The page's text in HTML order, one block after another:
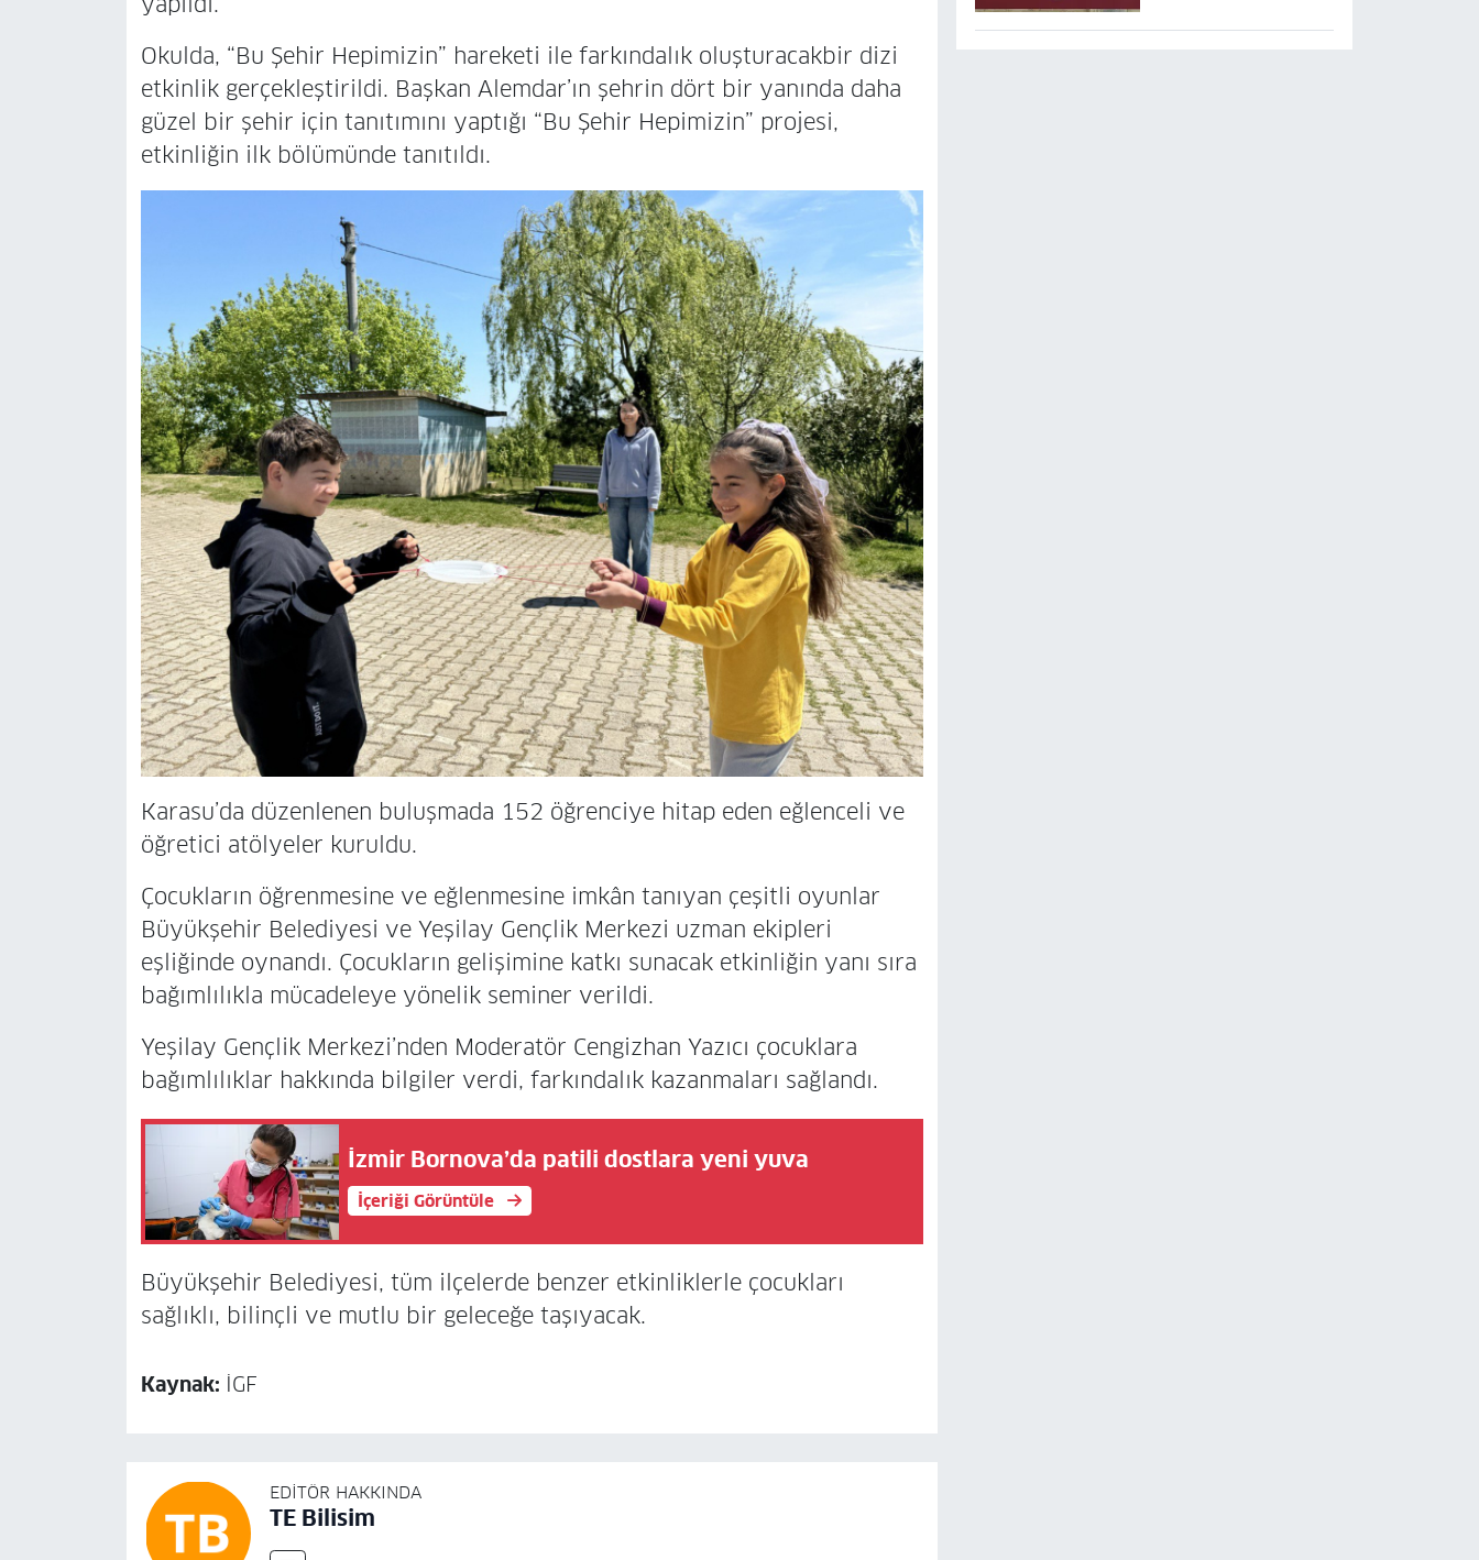
Okulda, “Bu Şehir Hepimizin” hareketi ile farkındalık oluşturacakbir dizi
etkinlik gerçekleştirildi. Başkan Alemdar’ın şehrin dört bir yanında daha
güzel bir şehir için tanıtımını yaptığı “Bu Şehir Hepimizin” projesi,
etkinliğin ilk bölümünde tanıtıldı.
Karasu’da düzenlenen buluşmada 152 öğrenciye hitap eden eğlenceli ve
öğretici atölyeler kuruldu.
Çocukların öğrenmesine ve eğlenmesine imkân tanıyan çeşitli oyunlar
Büyükşehir Belediyesi ve Yeşilay Gençlik Merkezi uzman ekipleri
eşliğinde oynandı. Çocukların gelişimine katkı sunacak etkinliğin yanı sıra
bağımlılıkla mücadeleye yönelik seminer verildi.
Yeşilay Gençlik Merkezi’nden Moderatör Cengizhan Yazıcı çocuklara
bağımlılıklar hakkında bilgiler verdi, farkındalık kazanmaları sağlandı.
İzmir Bornova’da patili dostlara yeni yuva
İçeriği Görüntüle
Büyükşehir Belediyesi, tüm ilçelerde benzer etkinliklerle çocukları
sağlıklı, bilinçli ve mutlu bir geleceğe taşıyacak.
Kaynak: İGF
EDITÖR HAKKINDA
TE Bilisim